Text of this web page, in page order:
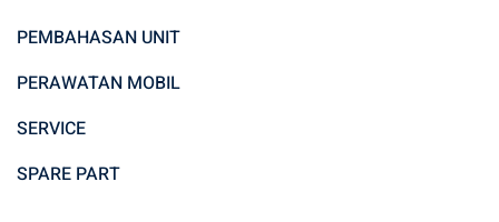
PEMBAHASAN UNIT
PERAWATAN MOBIL
SERVICE
SPARE PART